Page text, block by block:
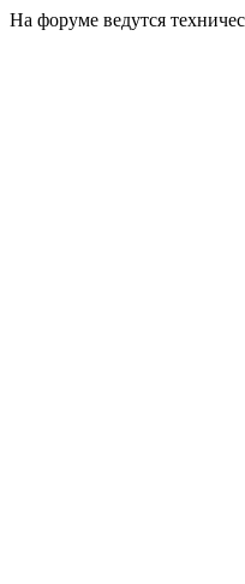
На форуме ведутся